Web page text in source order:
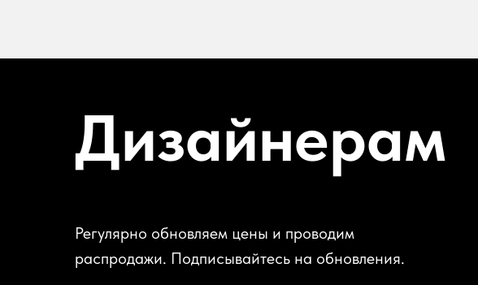
Дизайнерам
Регулярно обновляем цены и проводим
распродажи. Подписывайтесь на обновления.